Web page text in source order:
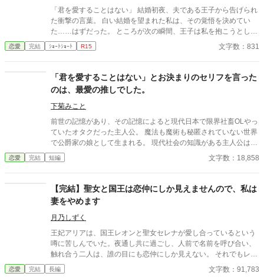
「君を愛することはない」 結婚初夜、夫である王子から告げられ
た衝撃の言葉。 白い結婚を望まれた私は、その覚悟を決めてい
た……はずだった。 ところが次の瞬間、王子は私を抱こうとして
くる。 「待ってください！ あなた、私を愛さないと言いました
よね？」 愛するつもりはないのに、なぜ身体の関係だけ求めるの
ると、僕の心臓が止まるかもしれないんだ」 ……それ、絶対に我
慢しなきゃいけないやつでは！？ 愛されない花嫁になるはずが、
なぜか命がけで溺愛されることになりました。 転生者令嬢と、恋
心をこじらせた王子の勘違いラブコメディ。
恋愛 完結 ｼｮｰﾄｼｮｰﾄ R15 文字数：831
「君を愛することはない」とお決まりのセリフを言った
のは、最愛の推しでした。
下菊みこと
前世の記憶があり、その記憶によると現代日本で限界社畜OLやっ
ていたオタクだった主人公。 魔法も魔術も秘匿されていない世界
で公爵家の娘として生まれる。 現代社会の知識がある主人公は、
昔から神童と称えられ、18歳の誕生日を迎えた今も才女と評され
る。 しかしこの世界の「美しい女性」の定義の真逆の見た目から
た縁談は、新興伯爵家（どうも商売で成功して、その経済効果か
ら叙爵されたらしい）との縁談。 これは裏があるなと思いつつ
も、「結婚は勢いよ！」と背を押されそのまま結婚式。 結婚式に
現れた新郎は…なんと二人！？しかも前世最推しだった兄弟キャ
ラ！？ 一応、この世界の主人公が暮らすこの国では男女ともに
「重婚」が認められている（昔国を揺るがすような大恋愛があっ
たせいらしい）ので法律上は無理はないのだが…。 そして初夜。
ベッドの上でネグリジェを着て待っていた主人公の元に、二人
は…来た！？ しかしお決まりの「君を愛することはない」「これ
恋愛 完結 短編 文字数：18,858
【完結】聖女と国王は恋仲にしか見えませんので、私は
妻をやめます
月乃しずく
王妃アリアは、国王レオンと聖女セレナが愛し合っているという
噂に苦しんでいた。夜通し共に過ごし、人前で名前を呼び合い、
触れ合う二人は、誰の目にも恋仲にしか見えない。 それでもレオ
ンは「国を守るために必要なことだ」と妻の痛みに気づかず、セ
レナも王妃の席へ座り、妻のように振る舞い続ける。ついに礼拝
恋愛 完結 長編 文字数：91,783